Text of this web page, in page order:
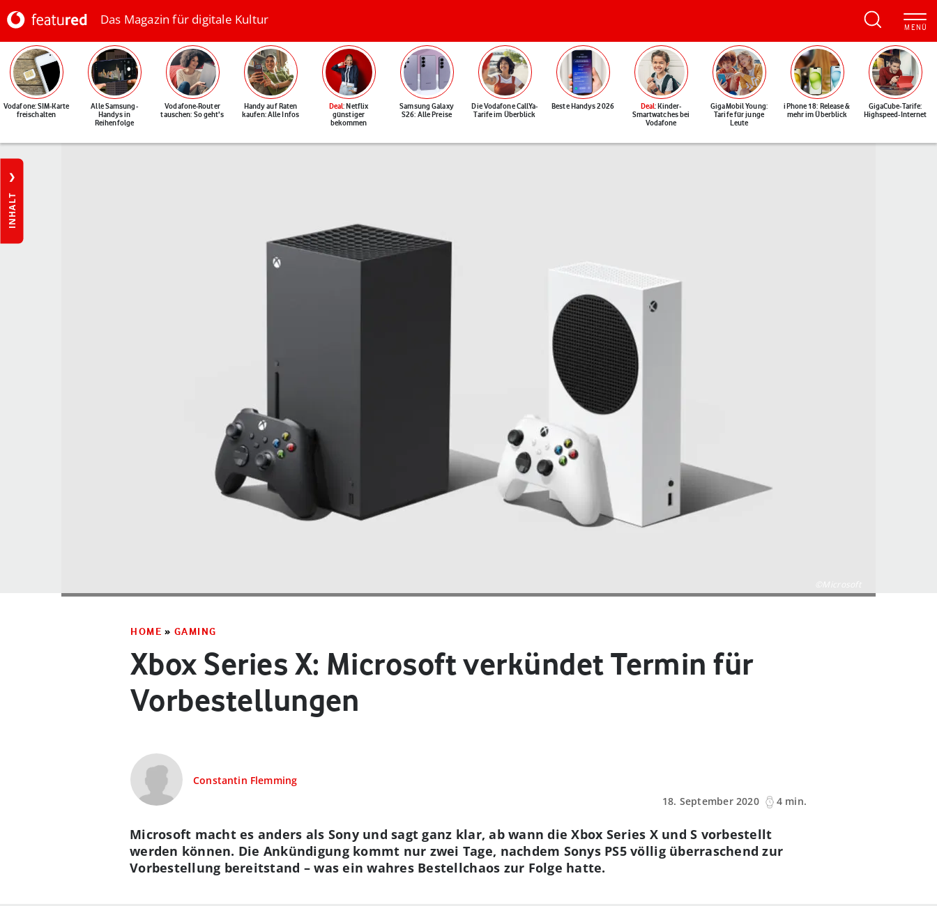
Das Magazin für digitale Kultur
Vodafone: SIM-Karte
freischalten
Alle Samsung-
Handys in
Reihenfolge
Vodafone-Router
tauschen: So geht's
Handy auf Raten
kaufen: Alle Infos
Deal: Netflix
günstiger
bekommen
Samsung Galaxy
S26: Alle Preise
Die Vodafone CallYa-
Tarife im Überblick
Beste Handys 2026 Deal: Kinder-
Smartwatches bei
Vodafone
GigaMobil Young:
Tarife für junge
Leute
iPhone 18: Release &
mehr im Überblick
GigaCube-Tarife:
Highspeed-Internet
INHALT
©Microsoft
HOME » GAMING
Xbox Series X: Microsoft verkündet Termin für
Vorbestellungen
Constantin Flemming
18. September 2020
4 min.
Microsoft macht es anders als Sony und sagt ganz klar, ab wann die Xbox Series X und S vorbestellt
werden können. Die Ankündigung kommt nur zwei Tage, nachdem Sonys PS5 völlig überraschend zur
Vorbestellung bereitstand – was ein wahres Bestellchaos zur Folge hatte.